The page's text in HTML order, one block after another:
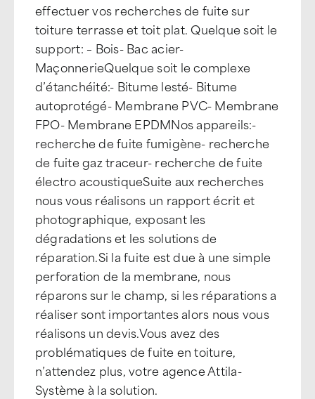
effectuer vos recherches de fuite sur
toiture terrasse et toit plat. Quelque soit le
support: – Bois- Bac acier-
MaçonnerieQuelque soit le complexe
d’étanchéité:- Bitume lesté- Bitume
autoprotégé- Membrane PVC- Membrane
FPO- Membrane EPDMNos appareils:-
recherche de fuite fumigène- recherche
de fuite gaz traceur- recherche de fuite
électro acoustiqueSuite aux recherches
nous vous réalisons un rapport écrit et
photographique, exposant les
dégradations et les solutions de
réparation.Si la fuite est due à une simple
perforation de la membrane, nous
réparons sur le champ, si les réparations a
réaliser sont importantes alors nous vous
réalisons un devis.Vous avez des
problématiques de fuite en toiture,
n’attendez plus, votre agence Attila-
Système à la solution.